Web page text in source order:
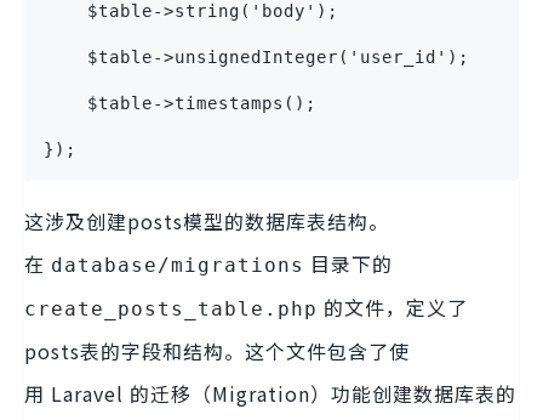
    $table->string('body');
    $table->unsignedInteger('user_id');
    $table->timestamps();
});
这涉及创建posts模型的数据库表结构。
在 database/migrations 目录下的
create_posts_table.php 的文件，定义了
posts表的字段和结构。这个文件包含了使
用 Laravel 的迁移（Migration）功能创建数据库表的